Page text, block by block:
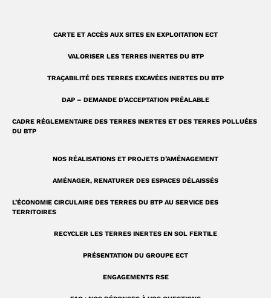
a
m
CARTE ET ACCÈS AUX SITES EN EXPLOITATION ECT
VALORISER LES TERRES INERTES DU BTP
TRAÇABILITÉ DES TERRES EXCAVÉES INERTES DU BTP
DAP – DEMANDE D’ACCEPTATION PRÉALABLE
CADRE RÉGLEMENTAIRE DES TERRES INERTES ET DES TERRES POLLUÉES
DU BTP
NOS RÉALISATIONS ET PROJETS D’AMÉNAGEMENT
AMÉNAGER, RENATURER DES ESPACES DÉLAISSÉS
L’ÉCONOMIE CIRCULAIRE DES TERRES DU BTP AU SERVICE DES
TERRITOIRES
RECYCLER LES TERRES INERTES EN SOL FERTILE
PRÉSENTATION DU GROUPE ECT
ENGAGEMENTS RSE